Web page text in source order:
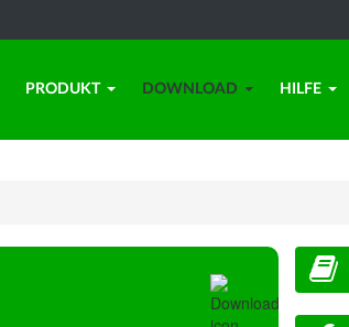
PRODUKT DOWNLOAD HILFE